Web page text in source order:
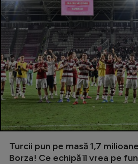
Special
Diverse
Inedit
Clasamente
Champions League
Conference
Turcii pun pe masă 1,7
Borza! Ce echipă îl vrea pe